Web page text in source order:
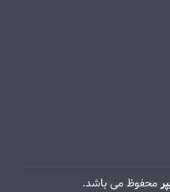
محفوظ می باشد.